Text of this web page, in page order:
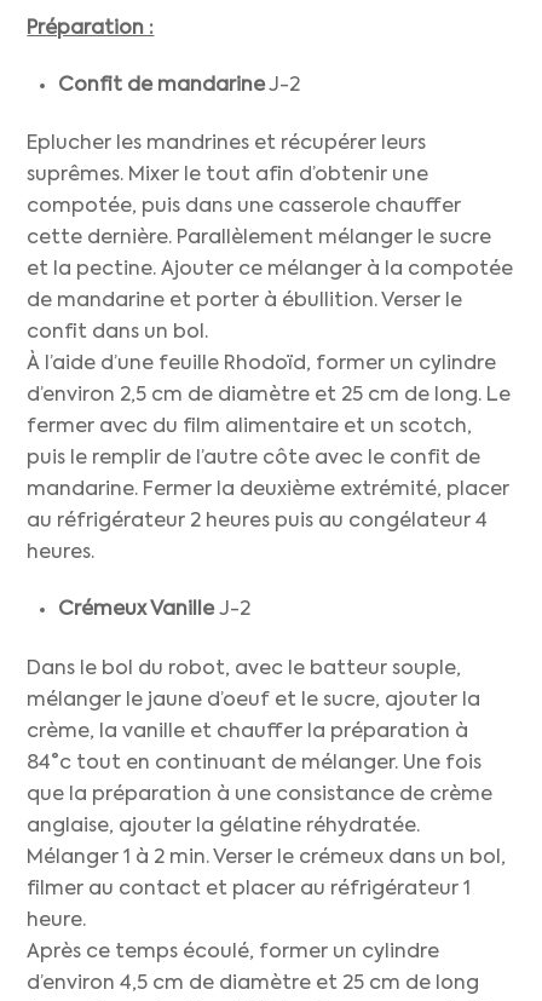
Préparation :
Confit de mandarineJ-2
Eplucher les mandrines et récupérer leurs
suprêmes. Mixer le tout afin d’obtenir une
compotée, puis dans une casserole chauffer
cette dernière. Parallèlement mélanger le sucre
et la pectine. Ajouter ce mélanger à la compotée
de mandarine et porter à ébullition. Verser le
confit dans un bol.
À l’aide d’une feuille Rhodoïd, former un cylindre
d’environ 2,5 cm de diamètre et 25 cm de long. Le
fermer avec du film alimentaire et un scotch,
puis le remplir de l’autre côte avec le confit de
mandarine. Fermer la deuxième extrémité, placer
au réfrigérateur 2 heures puis au congélateur 4
heures.
Crémeux VanilleJ-2
Dans le bol du robot, avec le batteur souple,
mélanger le jaune d’oeuf et le sucre, ajouter la
crème, la vanille et chauffer la préparation à
84°c tout en continuant de mélanger. Une fois
que la préparation à une consistance de crème
anglaise, ajouter la gélatine réhydratée.
Mélanger 1 à 2 min. Verser le crémeux dans un bol,
filmer au contact et placer au réfrigérateur 1
heure.
Après ce temps écoulé, former un cylindre
d’environ 4,5 cm de diamètre et 25 cm de long